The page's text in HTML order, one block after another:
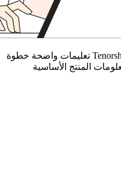
توفر أدلة الفيديو الخاصة بـ Tenorshare تعليمات واضحة خطوة
المنتج الأساسية